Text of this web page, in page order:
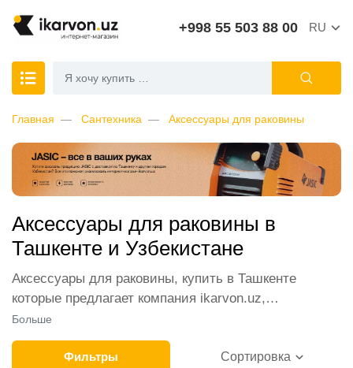
+998 55 503 88 00 RU
Главная Сантехника Аксессуары для раковины
Аксессуары для раковины в
Ташкенте и Узбекистане
Аксессуары для раковины, купить в Ташкенте
которые предлагает компания ikarvon.uz,
пользуются широким спросом среди наших
клиентов. Мы обеспечиваем лучшие условия
продажи этой категории товара. Аксессуары для
Больше
Фильтры Сортировка